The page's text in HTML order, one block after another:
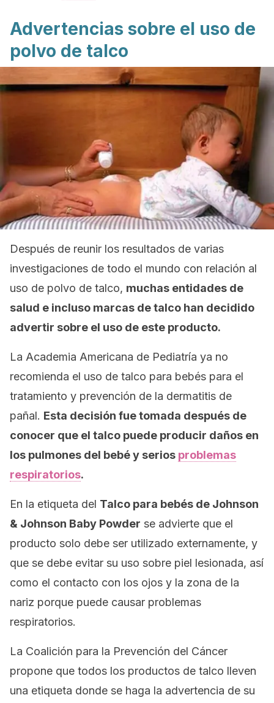
Advertencias sobre el uso de
polvo de talco
Después de reunir los resultados de varias
investigaciones de todo el mundo con relación al
uso de polvo de talco, muchas entidades de
salud e incluso marcas de talco han decidido
advertir sobre el uso de este producto.
La Academia Americana de Pediatría ya no
recomienda el uso de talco para bebés para el
tratamiento y prevención de la dermatitis de
pañal. Esta decisión fue tomada después de
conocer que el talco puede producir daños en
los pulmones del bebé y serios problemas
respiratorios.
En la etiqueta del Talco para bebés de Johnson
& Johnson Baby Powder se advierte que el
producto solo debe ser utilizado externamente, y
que se debe evitar su uso sobre piel lesionada, así
como el contacto con los ojos y la zona de la
nariz porque puede causar problemas
respiratorios.
La Coalición para la Prevención del Cáncer
propone que todos los productos de talco lleven
una etiqueta donde se haga la advertencia de su